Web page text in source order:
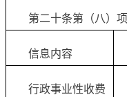
第二十条第（八）项
信息内容
行政事业性收费